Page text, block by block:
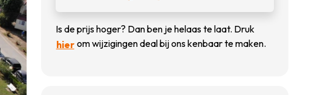
Is de prijs hoger? Dan ben je helaas te laat. Druk
hier om wijzigingen deal bij ons kenbaar te maken.